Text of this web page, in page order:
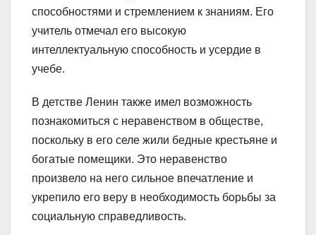
способностями и стремлением к знаниям. Его
учитель отмечал его высокую
интеллектуальную способность и усердие в
учебе.
В детстве Ленин также имел возможность
познакомиться с неравенством в обществе,
поскольку в его селе жили бедные крестьяне и
богатые помещики. Это неравенство
произвело на него сильное впечатление и
укрепило его веру в необходимость борьбы за
социальную справедливость.